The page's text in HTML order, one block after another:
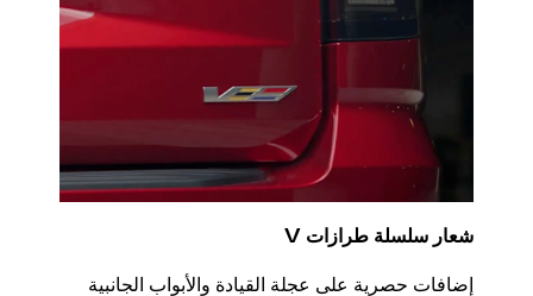
شعار سلسلة طرازات V
إضافات حصرية على عجلة القيادة والأبواب الجانبية